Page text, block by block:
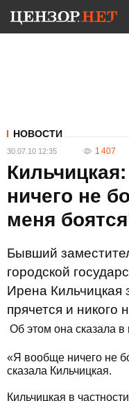
НОВОСТИ
30.07.10 12:35 1 407
ничего не
меня
Бывший
городской
Ирена Кильчицкая
прячется и никого
Об этом она сказала в
«Я вообще ничего не
сказала Кильчицкая.
Кильчицкая в